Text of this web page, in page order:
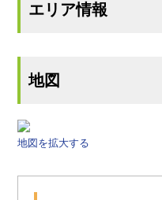
エリア情報
地図
地図を拡大する